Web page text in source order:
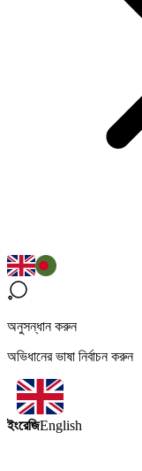
অনুসন্ধান করুন
অভিধানের ভাষা নির্বাচন করুন
ইংরেজিEnglish